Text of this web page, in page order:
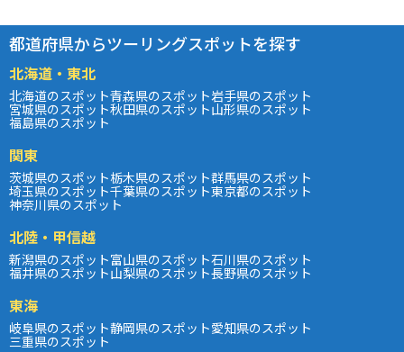
都道府県からツーリングスポットを探す
北海道・東北
北海道のスポット青森県のスポット岩手県のスポット
宮城県のスポット秋田県のスポット山形県のスポット
福島県のスポット
関東
茨城県のスポット栃木県のスポット群馬県のスポット
埼玉県のスポット千葉県のスポット東京都のスポット
神奈川県のスポット
北陸・甲信越
新潟県のスポット富山県のスポット石川県のスポット
福井県のスポット山梨県のスポット長野県のスポット
東海
岐阜県のスポット静岡県のスポット愛知県のスポット
三重県のスポット